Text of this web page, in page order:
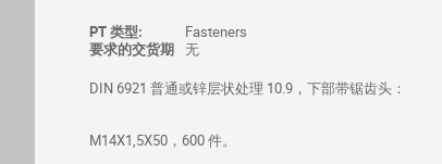
PT 类型:
Fasteners
要求的交货期 无
DIN 6921 普通或锌层状处理 10.9，下部带锯齿头：
M14X1,5X50，600 件。